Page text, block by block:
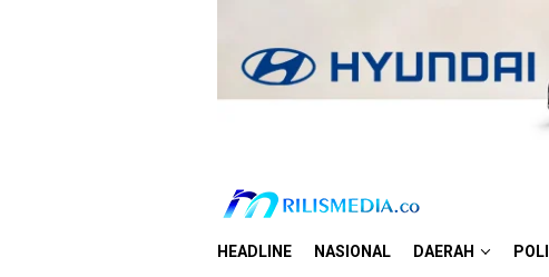
HEADLINE NASIONAL DAERAH